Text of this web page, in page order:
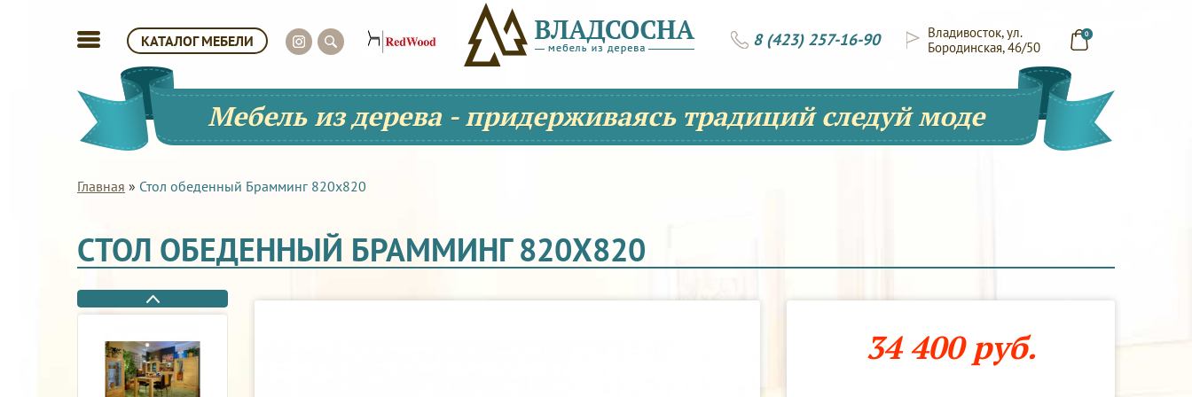
КАТАЛОГ МЕБЕЛИ 0
Владивосток, ул.
Бородинская, 46/50
8 (423) 257-16-90
Мебель из дерева - придерживаясь традиций следуй моде
Главная » Стол обеденный Брамминг 820х820
СТОЛ ОБЕДЕННЫЙ БРАММИНГ 820Х820
34 400 руб.